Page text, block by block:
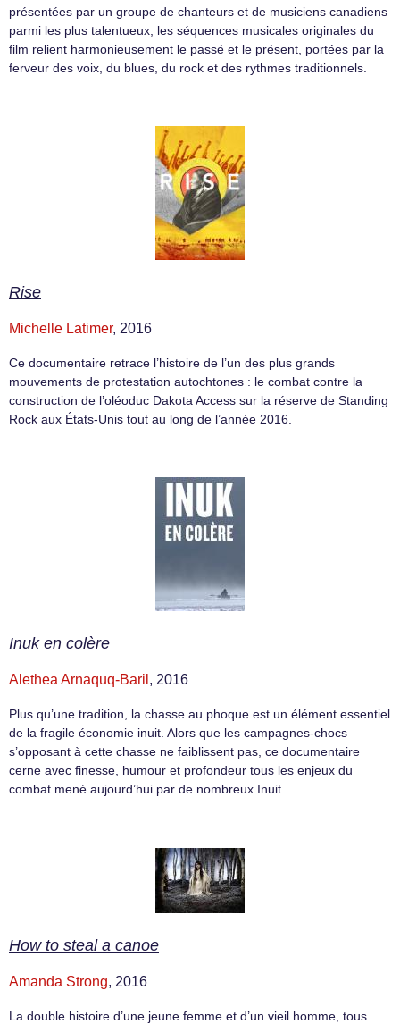
présentées par un groupe de chanteurs et de musiciens canadiens
parmi les plus talentueux, les séquences musicales originales du
film relient harmonieusement le passé et le présent, portées par la
ferveur des voix, du blues, du rock et des rythmes traditionnels.
Rise
Michelle Latimer, 2016
Ce documentaire retrace l’histoire de l’un des plus grands
mouvements de protestation autochtones : le combat contre la
construction de l’oléoduc Dakota Access sur la réserve de Standing
Rock aux États-Unis tout au long de l’année 2016.
Inuk en colère
Alethea Arnaquq-Baril , 2016
Plus qu’une tradition, la chasse au phoque est un élément essentiel
de la fragile économie inuit. Alors que les campagnes-chocs
s’opposant à cette chasse ne faiblissent pas, ce documentaire
cerne avec finesse, humour et profondeur tous les enjeux du
combat mené aujourd’hui par de nombreux Inuit.
How to steal a canoe
Amanda Strong, 2016
La double histoire d’une jeune femme et d’un vieil homme, tous